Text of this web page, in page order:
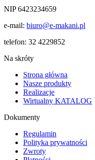
NIP 6423234659
e-mail: biuro@e-makani.pl
telefon: 32 4229852
Na skróty
Strona główna
Nasze produkty
Realizacje
Wirtualny KATALOG
Dokumenty
Regulamin
Polityka prywatności
Zwroty